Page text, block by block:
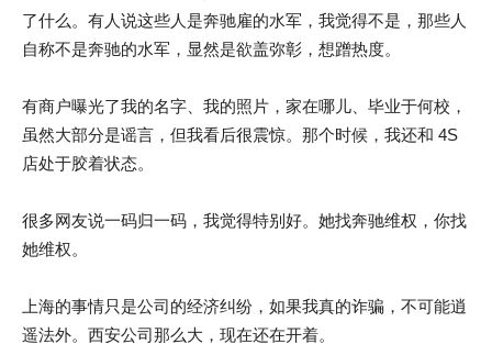
了什么。有人说这些人是奔驰雇的水军，我觉得不是，那些人
自称不是奔驰的水军，显然是欲盖弥彰，想蹭热度。
有商户曝光了我的名字、我的照片，家在哪儿、毕业于何校，
虽然大部分是谣言，但我看后很震惊。那个时候，我还和 4S
店处于胶着状态。
很多网友说一码归一码，我觉得特别好。她找奔驰维权，你找
她维权。
上海的事情只是公司的经济纠纷，如果我真的诈骗，不可能逍
遥法外。西安公司那么大，现在还在开着。